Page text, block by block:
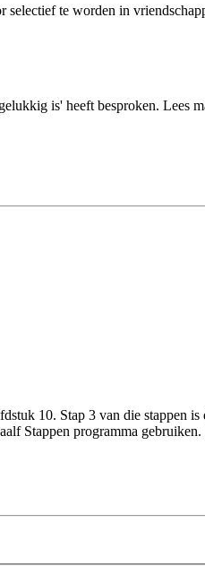
selectief te worden in
is' heeft besproken. Lees
10. Stap 3 van die stappen is
Stappen programma gebruiken.